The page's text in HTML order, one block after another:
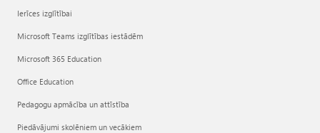
Ierīces izglītībai
Microsoft Teams izglītības iestādēm
Microsoft 365 Education
Office Education
Pedagogu apmācība un attīstība
Piedāvājumi skolēniem un vecākiem